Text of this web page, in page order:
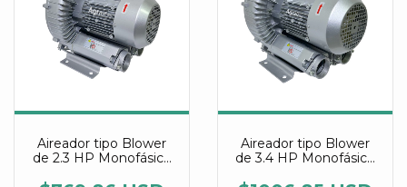
Aireador tipo Blower
de 2.3 HP Monofásico
Aireador tipo Blower
de 3.4 HP Monofásico